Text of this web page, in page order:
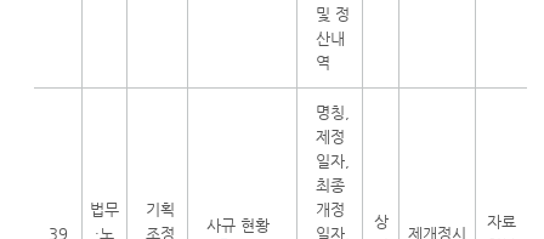
및 정
산내
역
39
법무
·노
기획
조정
사규 현황
명칭,
제정
일자,
최종
개정
일자,
상
제개정시
자료